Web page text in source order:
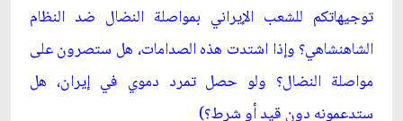
توجيهاتكم للشعب الإيراني بمواصلة النضال ضد النظام
الشاهنشاهي؟ وإذا اشتدت هذه الصدامات، هل ستصرون على
مواصلة النضال؟ ولو حصل تمرد دموي في إيران، هل
ستدعمونه دون قيد أو شرط؟)